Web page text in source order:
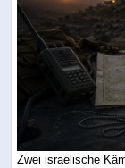
Zwei israelische